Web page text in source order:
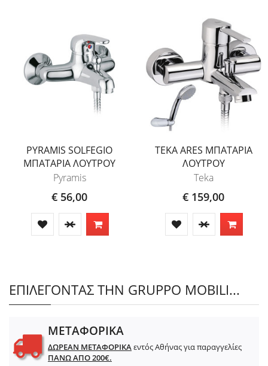
PYRAMIS SOLFEGIO
ΜΠΑΤΑΡΙΑ ΛΟΥΤΡΟΥ
Pyramis
€ 56,00
TEKA ARES ΜΠΑΤΑΡΙΑ
ΛΟΥΤΡΟΥ
Teka
€ 159,00
ΕΠΙΛΕΓΟΝΤΑΣ ΤΗΝ GRUPPO MOBILI...
ΜΕΤΑΦΟΡΙΚΑ
ΔΩΡΕΑΝ ΜΕΤΑΦΟΡΙΚΑεντός Αθήνας για παραγγελίες
ΠΑΝΩ ΑΠΟ 200€.